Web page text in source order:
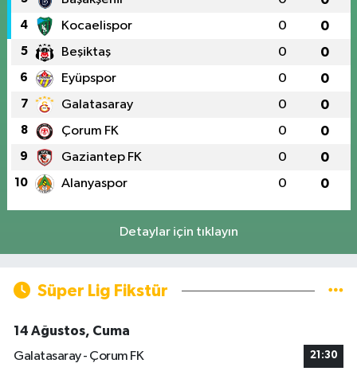
4 Kocaelispor 0 0
5 Beşiktaş 0 0
6 Eyüpspor 0 0
7 Galatasaray 0 0
8 Çorum FK 0 0
9 Gaziantep FK 0 0
10 Alanyaspor 0 0
Detaylar için tıklayın
Süper Lig Fikstür
14 Ağustos, Cuma
Galatasaray - Çorum FK
21:30